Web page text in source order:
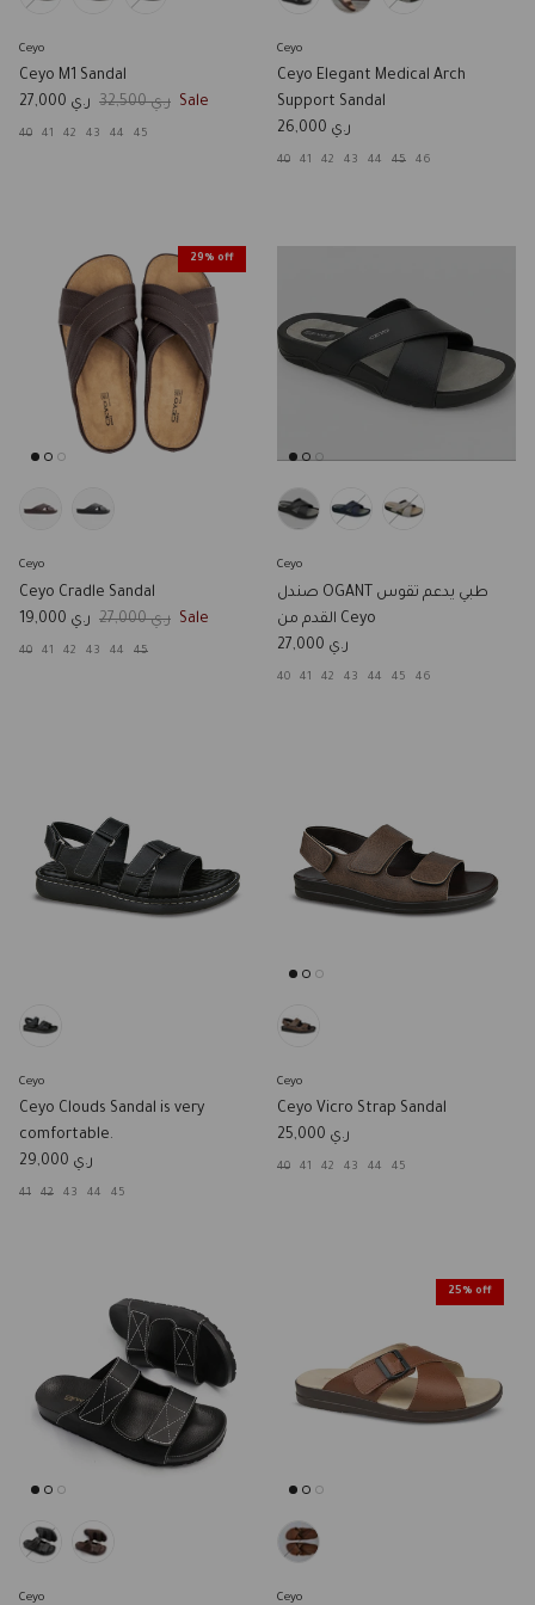
Ceyo
Ceyo M1 Sandal
Sale price
ر.ي 27,000 Regular price
ر.ي 32,500 Sale
40 41 42 43 44 45
Ceyo
Ceyo Elegant Medical Arch
Support Sandal
Regular price
ر.ي 26,000
40 41 42 43 44 45 46
29% off
Ceyo
Ceyo Cradle Sandal
Sale price
ر.ي 19,000 Regular price
ر.ي 27,000 Sale
40 41 42 43 44 45
Ceyo
صندل OGANT طبي يدعم تقوس
القدم من Ceyo
Regular price
ر.ي 27,000
40 41 42 43 44 45 46
Ceyo
Ceyo Clouds Sandal is very
comfortable.
Regular price
ر.ي 29,000
41 42 43 44 45
Ceyo
Ceyo Vicro Strap Sandal
Regular price
ر.ي 25,000
40 41 42 43 44 45
Ceyo
25% off
Ceyo